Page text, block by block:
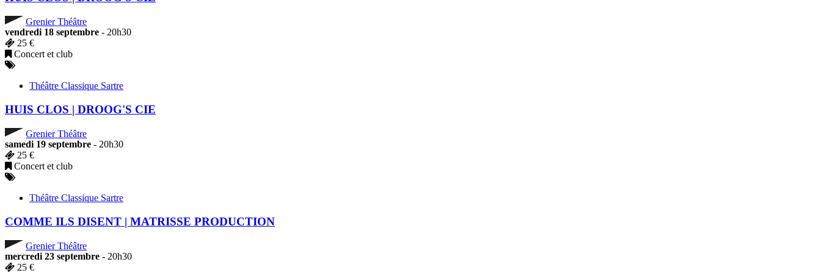
Grenier Théâtre
vendredi 18 septembre - 20h30
25 €
Concert et club
Théâtre Classique Sartre
HUIS CLOS | DROOG'S CIE
Grenier Théâtre
samedi 19 septembre - 20h30
25 €
Concert et club
Théâtre Classique Sartre
COMME ILS DISENT | MATRISSE PRODUCTION
Grenier Théâtre
mercredi 23 septembre - 20h30
25 €